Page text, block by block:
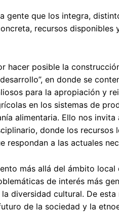
gente que los integra,
recursos disponibles
hacer posible la
en donde se
para la apropiación y
en los sistemas de
alimentaria. Ello nos
donde los recursos
respondan a las actuales
más allá del ámbito local
de interés más
diversidad cultural. De
de la sociedad y la